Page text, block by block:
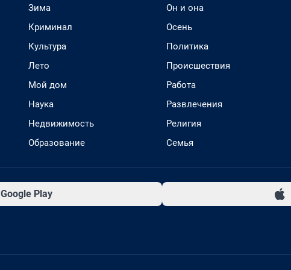
Зима
Криминал
Культура
Лето
Мой дом
Наука
Недвижимость
Образование
Он и она
Осень
Политика
Происшествия
Работа
Развлечения
Религия
Семья
Google Play